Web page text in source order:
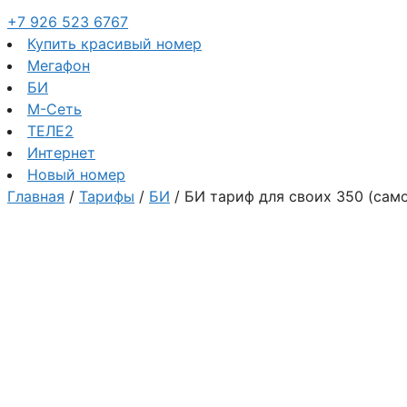
+7 926 523 6767
Купить красивый номер
Мегафон
БИ
М-Сеть
ТЕЛЕ2
Интернет
Новый номер
Главная / Тарифы / БИ / БИ тариф для своих 350